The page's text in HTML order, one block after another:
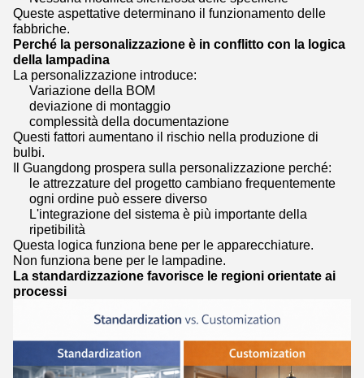
Queste aspettative determinano il funzionamento delle
fabbriche.
Perché la personalizzazione è in conflitto con la logica
della lampadina
La personalizzazione introduce:
Variazione della BOM
deviazione di montaggio
complessità della documentazione
Questi fattori aumentano il rischio nella produzione di
bulbi.
Il Guangdong prospera sulla personalizzazione perché:
le attrezzature del progetto cambiano frequentemente
ogni ordine può essere diverso
L'integrazione del sistema è più importante della
ripetibilità
Questa logica funziona bene per le apparecchiature.
Non funziona bene per le lampadine.
La standardizzazione favorisce le regioni orientate ai
processi